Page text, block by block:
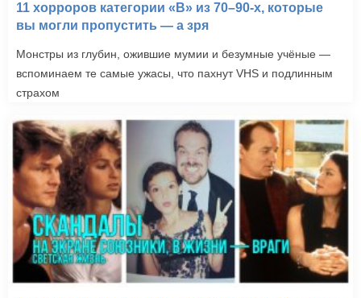
11 хорроров категории «B» из 70–90-х, которые
вы могли пропустить — а зря
Монстры из глубин, ожившие мумии и безумные учёные —
вспоминаем те самые ужасы, что пахнут VHS и подлинным
страхом